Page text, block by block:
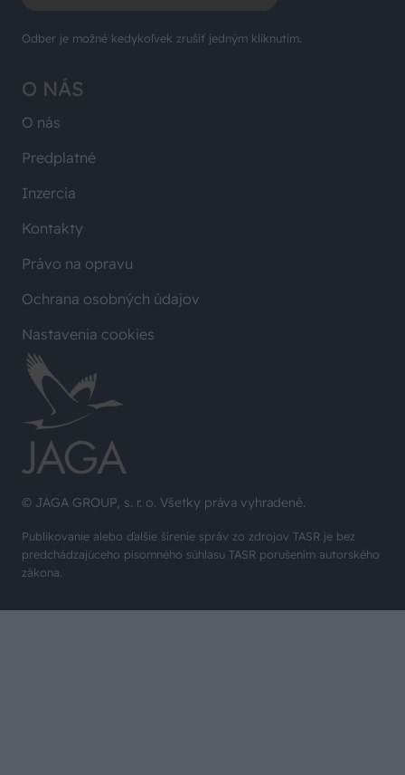
© JAGA GROUP, s. r. o. Všetky práva vyhradené.
Publikovanie alebo ďalšie šírenie správ zo zdrojov TASR je bez
predchádzajúceho písomného súhlasu TASR porušením autorského
zákona.
O NÁS
O nás
Predplatné
Inzercia
Kontakty
Právo na opravu
Ochrana osobných údajov
Nastavenia cookies
Odber je možné kedykoľvek zrušiť jedným kliknutím.